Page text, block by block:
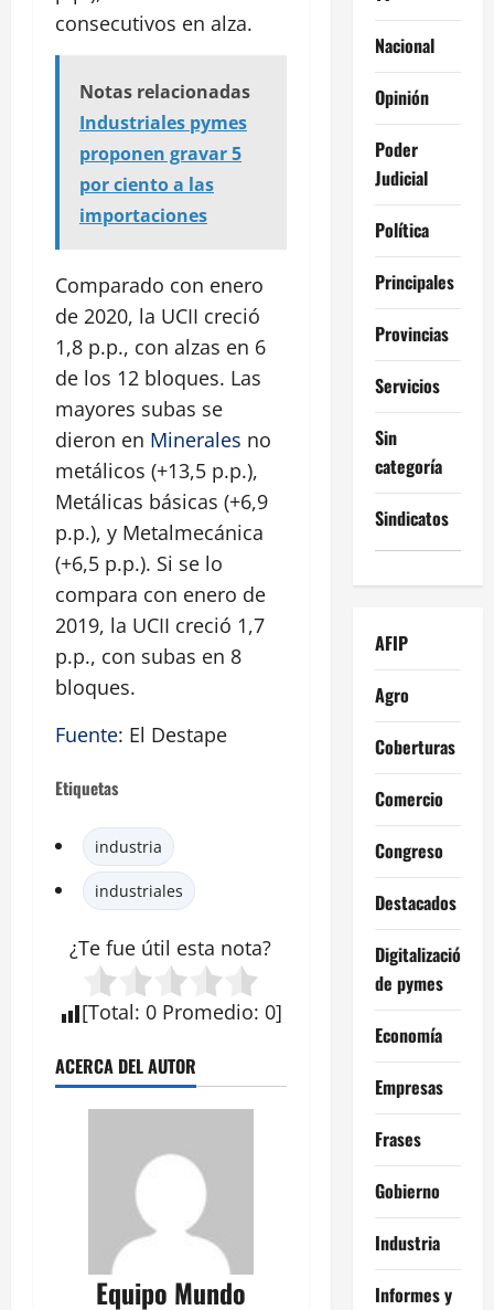
consecutivos en alza.
Notas relacionadas
Industriales pymes
proponen gravar 5
por ciento a las
importaciones
Comparado con enero
de 2020, la UCII creció
1,8 p.p., con alzas en 6
de los 12 bloques. Las
mayores subas se
dieron en Minerales no
metálicos (+13,5 p.p.),
Metálicas básicas (+6,9
p.p.), y Metalmecánica
(+6,5 p.p.). Si se lo
compara con enero de
2019, la UCII creció 1,7
p.p., con subas en 8
bloques.
Fuente: El Destape
Etiquetas
industria
industriales
¿Te fue útil esta nota?
[Total: 0 Promedio: 0]
ACERCA DEL AUTOR
Equipo Mundo
Nacional
Opinión
Poder
Judicial
Política
Principales
Provincias
Servicios
Sin
categoría
Sindicatos
AFIP
Agro
Coberturas
Comercio
Congreso
Destacados
Digitalización
de pymes
Economía
Empresas
Frases
Gobierno
Industria
Informes y